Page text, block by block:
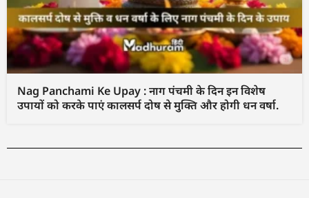
Nag Panchami Ke Upay : नाग पंचमी के दिन इन विशेष
उपायों को करके पाएं कालसर्प दोष से मुक्ति और होगी धन वर्षा.